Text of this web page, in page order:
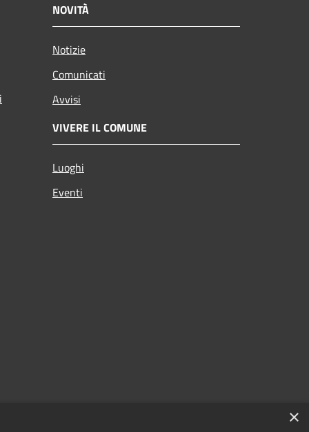
NOVITÀ
Notizie
Comunicati
Avvisi
VIVERE IL COMUNE
Luoghi
Eventi
×